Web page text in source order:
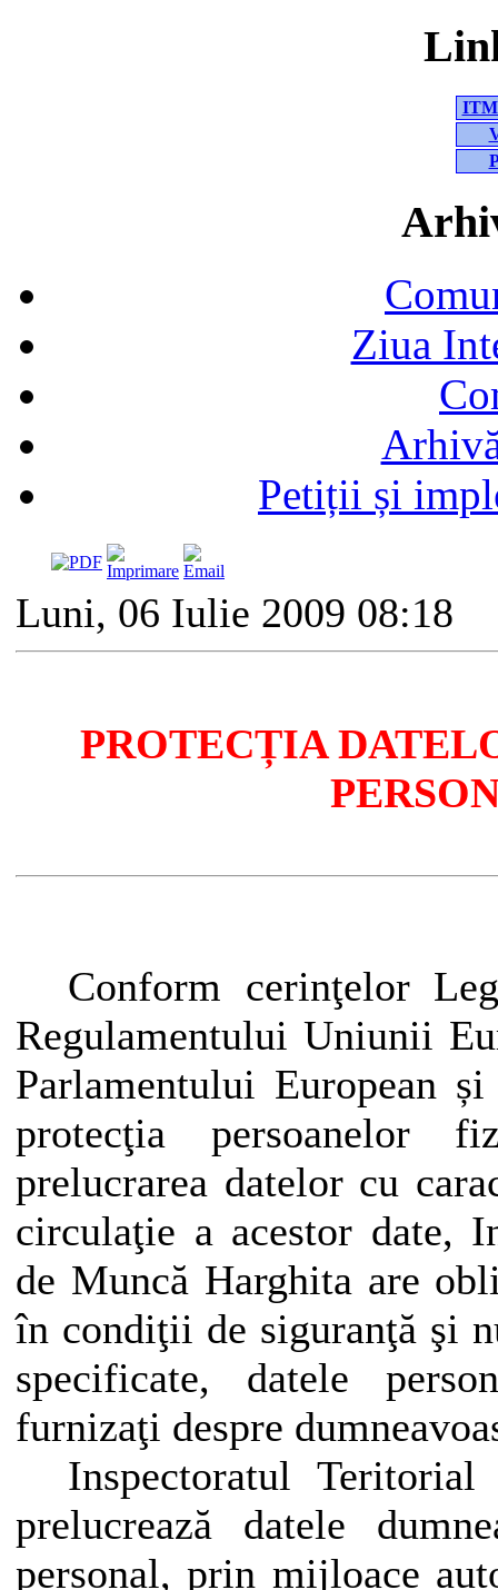
Ziua
Petiții și
Luni, 06 Iulie 2009 08:18
PROTECȚIA
Conform cerinţelor
Regulamentului Uniunii
Parlamentului European
protecţia persoanelor
prelucrarea datelor cu
circulaţie a acestor date,
de Muncă Harghita are
în condiţii de siguranţă şi
specificate, datele
furnizaţi despre
Inspectoratul
prelucrează datele
personal, prin mijloace